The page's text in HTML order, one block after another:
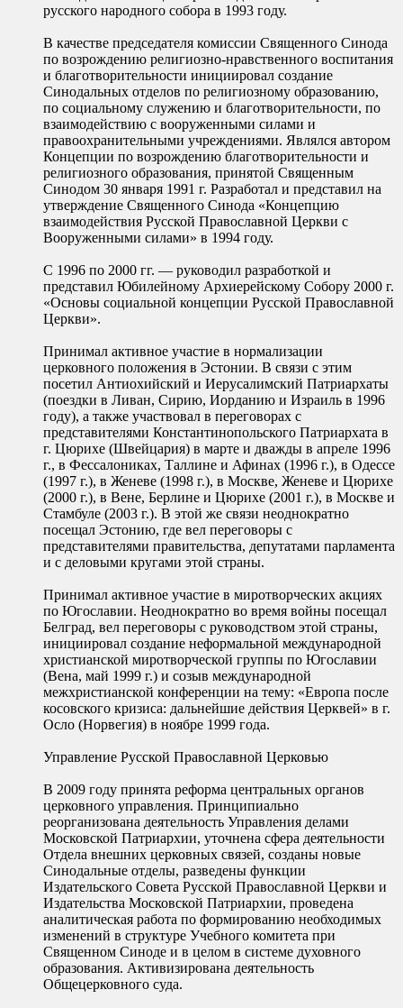
русского народного собора в 1993 году.
В качестве председателя комиссии Священного Синода
по возрождению религиозно-нравственного воспитания
и благотворительности инициировал создание
Синодальных отделов по религиозному образованию,
по социальному служению и благотворительности, по
взаимодействию с вооруженными силами и
правоохранительными учреждениями. Являлся автором
Концепции по возрождению благотворительности и
религиозного образования, принятой Священным
Синодом 30 января 1991 г. Разработал и представил на
утверждение Священного Синода «Концепцию
взаимодействия Русской Православной Церкви с
Вооруженными силами» в 1994 году.
С 1996 по 2000 гг. — руководил разработкой и
представил Юбилейному Архиерейскому Собору 2000 г.
«Основы социальной концепции Русской Православной
Церкви».
Принимал активное участие в нормализации
церковного положения в Эстонии. В связи с этим
посетил Антиохийский и Иерусалимский Патриархаты
(поездки в Ливан, Сирию, Иорданию и Израиль в 1996
году), а также участвовал в переговорах с
представителями Константинопольского Патриархата в
г. Цюрихе (Швейцария) в марте и дважды в апреле 1996
г., в Фессалониках, Таллине и Афинах (1996 г.), в Одессе
(1997 г.), в Женеве (1998 г.), в Москве, Женеве и Цюрихе
(2000 г.), в Вене, Берлине и Цюрихе (2001 г.), в Москве и
Стамбуле (2003 г.). В этой же связи неоднократно
посещал Эстонию, где вел переговоры с
представителями правительства, депутатами парламента
и с деловыми кругами этой страны.
Принимал активное участие в миротворческих акциях
по Югославии. Неоднократно во время войны посещал
Белград, вел переговоры с руководством этой страны,
инициировал создание неформальной международной
христианской миротворческой группы по Югославии
(Вена, май 1999 г.) и созыв международной
межхристианской конференции на тему: «Европа после
косовского кризиса: дальнейшие действия Церквей» в г.
Осло (Норвегия) в ноябре 1999 года.
Управление Русской Православной Церковью
В 2009 году принята реформа центральных органов
церковного управления. Принципиально
реорганизована деятельность Управления делами
Московской Патриархии, уточнена сфера деятельности
Отдела внешних церковных связей, созданы новые
Синодальные отделы, разведены функции
Издательского Совета Русской Православной Церкви и
Издательства Московской Патриархии, проведена
аналитическая работа по формированию необходимых
изменений в структуре Учебного комитета при
Священном Синоде и в целом в системе духовного
образования. Активизирована деятельность
Общецерковного суда.